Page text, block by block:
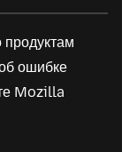
ошибке
Mozilla